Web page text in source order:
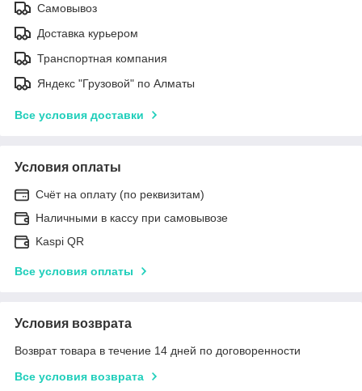
Самовывоз
Доставка курьером
Транспортная компания
Яндекс "Грузовой" по Алматы
Все условия доставки
Условия оплаты
Счёт на оплату (по реквизитам)
Наличными в кассу при самовывозе
Kaspi QR
Все условия оплаты
Условия возврата
Возврат товара в течение 14 дней по договоренности
Все условия возврата